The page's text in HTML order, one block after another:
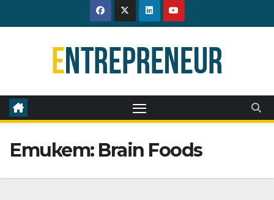
to
Етикет: Brain Foods